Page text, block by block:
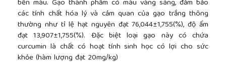
bền màu. Gạo thành phẩm có màu vàng sáng, đảm bảo
các tính chất hóa lý và cảm quan của gạo trắng thông
thường như tỉ lệ hạt nguyên đạt 76,044±1,755(%), độ ẩm
đạt 13,907±1,755(%). Đặc biệt loại gạo này có chứa
curcumin là chất có hoạt tính sinh học có lợi cho sức
khỏe (hàm lượng đạt 20mg/kg)